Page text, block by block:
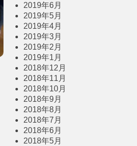
2019年6月
2019年5月
2019年4月
2019年3月
2019年2月
2019年1月
2018年12月
2018年11月
2018年10月
2018年9月
2018年8月
2018年7月
2018年6月
2018年5月